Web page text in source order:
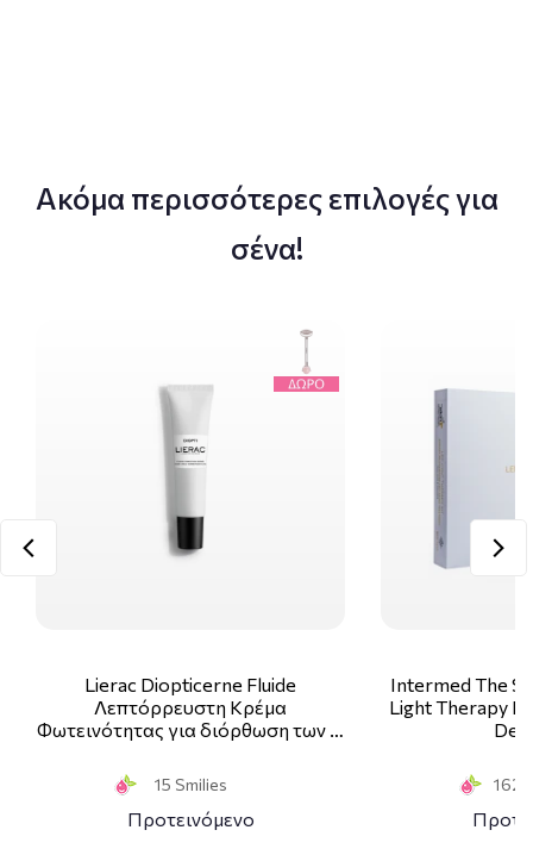
Ακόμα περισσότερες επιλογές για
σένα!
Lierac Diopticerne Fluide
Λεπτόρρευστη Κρέμα
Φωτεινότητας για διόρθωση των …
15 Smilies
Προτεινόμενο
Intermed The
Light Therapy
162